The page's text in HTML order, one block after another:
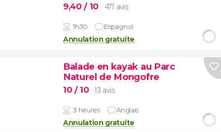
9,40/ 10 471 avis
1h30 Espagnol
Annulation gratuite
Balade en kayak au Parc
Naturel de Mongofre
10 / 10 13 avis
3 heures Anglais
Annulation gratuite